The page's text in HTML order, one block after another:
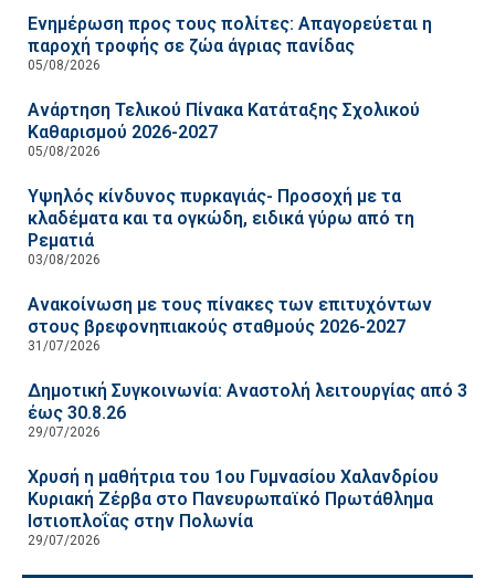
Ενημέρωση προς τους πολίτες: Απαγορεύεται η
παροχή τροφής σε ζώα άγριας πανίδας
05/08/2026
Ανάρτηση Τελικού Πίνακα Κατάταξης Σχολικού
Καθαρισμού 2026-2027
05/08/2026
Υψηλός κίνδυνος πυρκαγιάς- Προσοχή με τα
κλαδέματα και τα ογκώδη, ειδικά γύρω από τη
Ρεματιά
03/08/2026
Ανακοίνωση με τους πίνακες των επιτυχόντων
στους βρεφονηπιακούς σταθμούς 2026-2027
31/07/2026
Δημοτική Συγκοινωνία: Αναστολή λειτουργίας από 3
έως 30.8.26
29/07/2026
Χρυσή η μαθήτρια του 1ου Γυμνασίου Χαλανδρίου
Κυριακή Ζέρβα στο Πανευρωπαϊκό Πρωτάθλημα
Ιστιοπλοΐας στην Πολωνία
29/07/2026